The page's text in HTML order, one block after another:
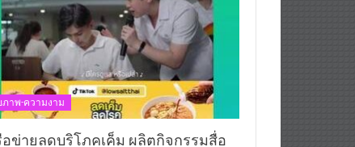
ภาพ-ความงาม
รือข่ายลดบริโภคเค็ม ผลิตกิจกรรมสื่อ